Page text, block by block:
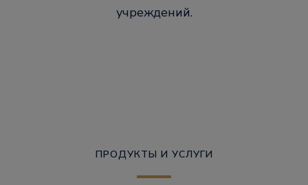
учреждений.
ПРОДУКТЫ И УСЛУГИ